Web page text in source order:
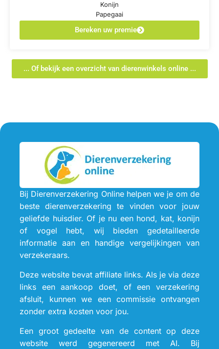
Konijn
Papegaai
Bereken uw premie
... Of bekijk een overzicht van dierenwinkels online ...
Bij Dierenverzekering Online helpen we je om de
beste dierenverzekering te vinden voor jouw
geliefde huisdier. Of je nu een hond, kat, konijn
of vogel hebt, wij bieden gedetailleerde
informatie aan en handige vergelijkingen van
verzekeraars.
Deze website bevat affiliate links. Als je via deze
links een aankoop doet, of een verzekering
afsluit, kunnen we een commissie ontvangen
zonder extra kosten voor jou.
Een groot gedeelte van de content op deze
website werd gegenereerd met AI. Bij